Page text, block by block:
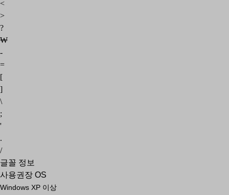
<
>
?
₩
-
=
[
]
\
;
'
.
/
글꼴 정보
사용권장 OS
Windows XP 이상